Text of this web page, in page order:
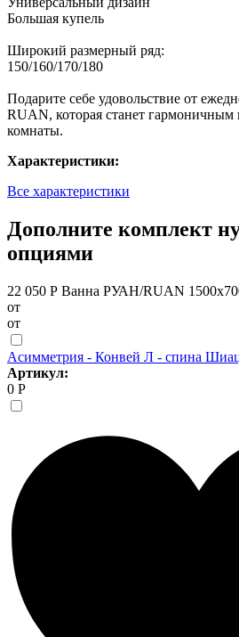
Большая купель
Широкий размерный ряд:
150/160/170/180
Подарите себе удовольствие от
RUAN, которая станет
комнаты.
Характеристики:
Все характеристики
Дополните комплект
опциями
22 050 Р Ванна РУАН/RUAN
от
от
Асимметрия - Конвей Л - спина
Артикул:
0 Р